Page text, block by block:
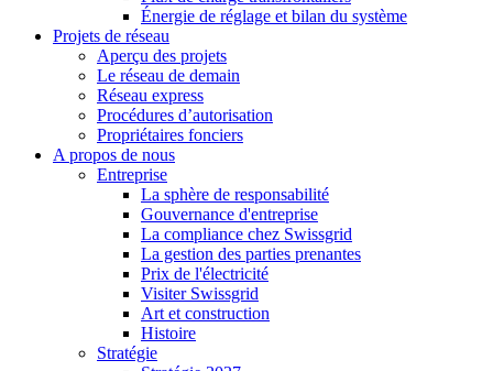
Énergie de réglage et bilan du système
Projets de réseau
Aperçu des projets
Le réseau de demain
Réseau express
Procédures d’autorisation
Propriétaires fonciers
A propos de nous
Entreprise
La sphère de responsabilité
Gouvernance d'entreprise
La compliance chez Swissgrid
La gestion des parties prenantes
Prix de l'électricité
Visiter Swissgrid
Art et construction
Histoire
Stratégie